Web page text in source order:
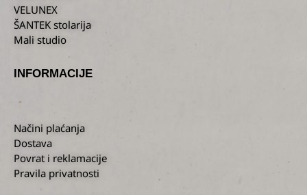
VELUNEX
ŠANTEK stolarija
Mali studio
INFORMACIJE
Načini plaćanja
Dostava
Povrat i reklamacije
Pravila privatnosti